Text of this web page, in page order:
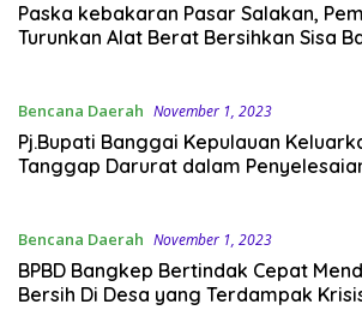
Paska kebakaran Pasar Salakan,
Turunkan Alat Berat Bersihkan Sisa
Bencana Daerah November 1, 2023
Pj.Bupati Banggai Kepulauan
Tanggap Darurat dalam
Bencana Daerah November 1, 2023
BPBD Bangkep Bertindak Cepat
Bersih Di Desa yang Terdampak